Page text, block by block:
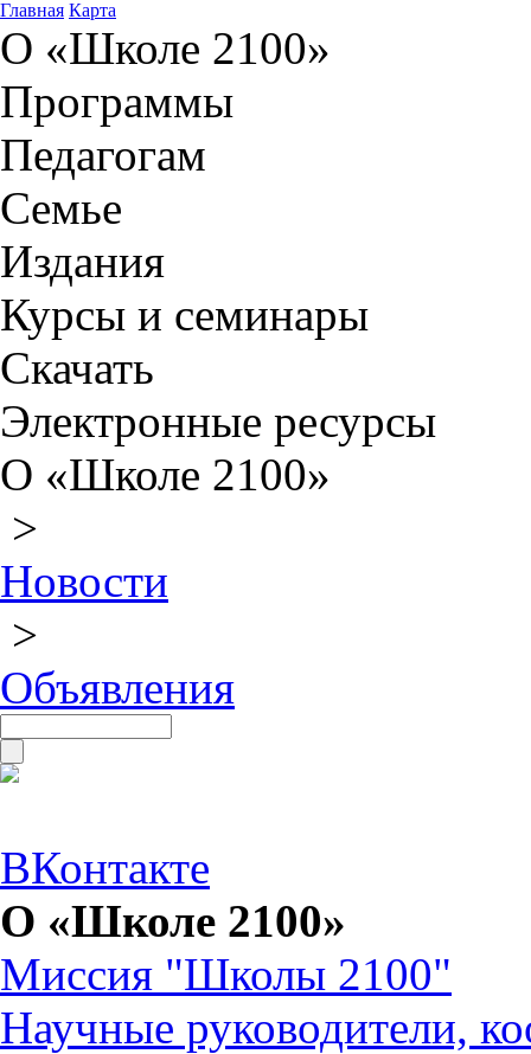
Главная Карта
О «Школе 2100»
Программы
Педагогам
Семье
Издания
Курсы и семинары
Скачать
Электронные ресурсы
О «Школе 2100»
>
Новости
>
Объявления
ВКонтакте
О «Школе 2100»
Миссия "Школы 2100"
Научные руководители,